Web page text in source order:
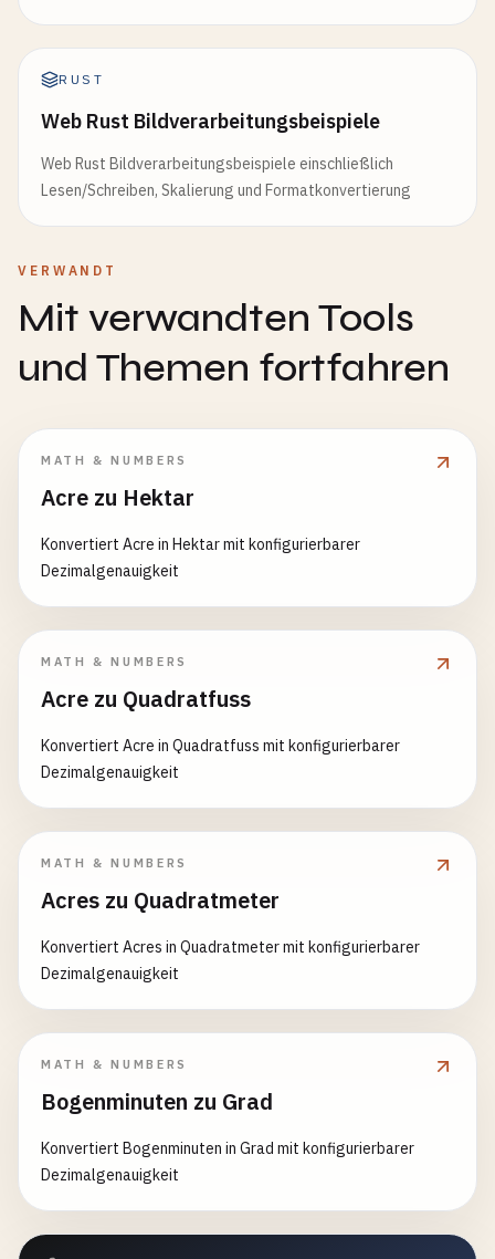
RUST
Web Rust Bildverarbeitungsbeispiele
Web Rust Bildverarbeitungsbeispiele einschließlich
Lesen/Schreiben, Skalierung und Formatkonvertierung
VERWANDT
Mit verwandten Tools
und Themen fortfahren
MATH & NUMBERS
Acre zu Hektar
Konvertiert Acre in Hektar mit konfigurierbarer
Dezimalgenauigkeit
MATH & NUMBERS
Acre zu Quadratfuss
Konvertiert Acre in Quadratfuss mit konfigurierbarer
Dezimalgenauigkeit
MATH & NUMBERS
Acres zu Quadratmeter
Konvertiert Acres in Quadratmeter mit konfigurierbarer
Dezimalgenauigkeit
MATH & NUMBERS
Bogenminuten zu Grad
Konvertiert Bogenminuten in Grad mit konfigurierbarer
Dezimalgenauigkeit